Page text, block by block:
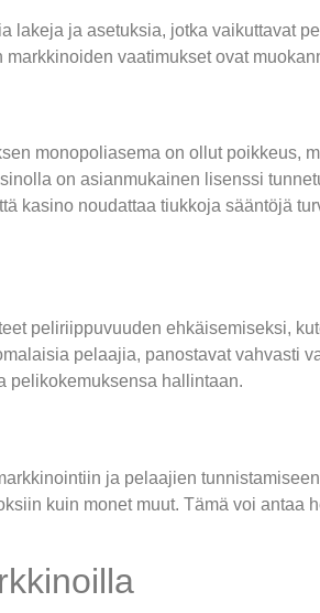
lakeja ja asetuksia, jotka vaikuttavat
vaatimukset ovat
monopoliasema on ollut poikkeus,
on asianmukainen lisenssi
kasino noudattaa tiukkoja sääntöjä
peliriippuvuuden ehkäisemiseksi,
pelaajia, panostavat vahvasti
pelikokemuksensa hallintaan.
ja pelaajien
kuin monet muut. Tämä voi antaa